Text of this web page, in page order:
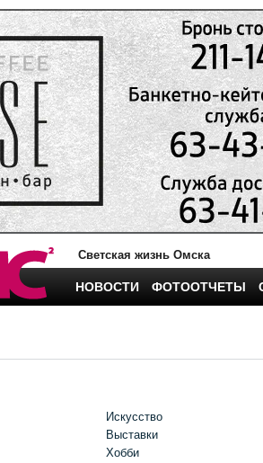
Светская жизнь Омска
НОВОСТИ ФОТООТЧЕТЫ
Искусство
Выставки
Хобби